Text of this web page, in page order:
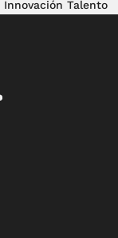
Innovación Talento